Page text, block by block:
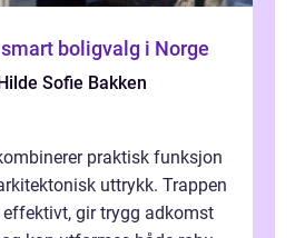
boligvalg i Norge
Hilde Sofie Bakken
praktisk funksjon
uttrykk. Trappen
gir trygg adkomst